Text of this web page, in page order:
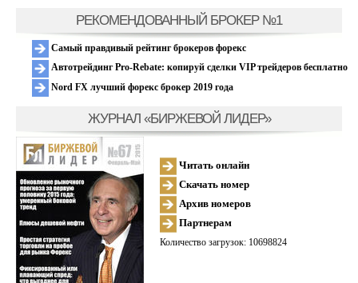
РЕКОМЕНДОВАННЫЙ БРОКЕР №1
Самый правдивый рейтинг брокеров форекс
Автотрейдинг Pro-Rebate: копируй сделки VIP трейдеров бесплатно
Nord FX лучший форекс брокер 2019 года
ЖУРНАЛ «БИРЖЕВОЙ ЛИДЕР»
Читать онлайн
Скачать номер
Архив номеров
Партнерам
Количество загрузок: 10698824